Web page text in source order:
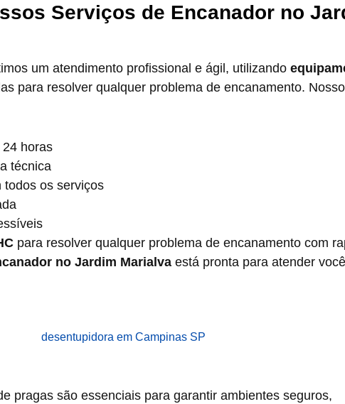
Serviços de Encanador no
um atendimento profissional e ágil, utilizando
para resolver qualquer problema de encanamento.
horas
técnica
todos os serviços
para resolver qualquer problema de encanamento com
no Jardim Marialva está pronta para atender
pragas são essenciais para garantir ambientes seguros,